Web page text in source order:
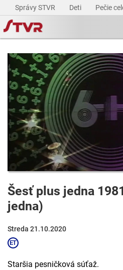
Správy STVR Deti Pečie
Šesť plus jedna
jedna)
Streda 21.10.2020
Staršia pesničková súťaž.